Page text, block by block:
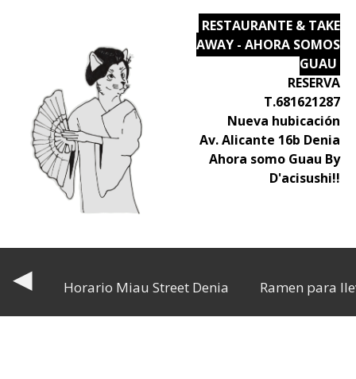
RESTAURANTE & TAKE
AWAY - AHORA SOMOS
GUAU
RESERVA
T.681621287
Nueva hubicación
Av. Alicante 16b Denia
Ahora somo Guau By
D'acisushi!!
◀ Horario Miau Street Denia Ramen para